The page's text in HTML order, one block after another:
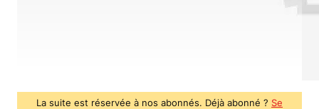
La suite est réservée à nos abonnés. Déjà abonné ? Se